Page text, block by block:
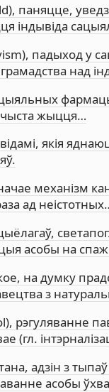
паняцце,
індывіда
падыход у
над
чыста жыцця…
якія
механізм
ад
асобы на
на думку
з
рэгуляванне
(гл.
адзін з
асобы